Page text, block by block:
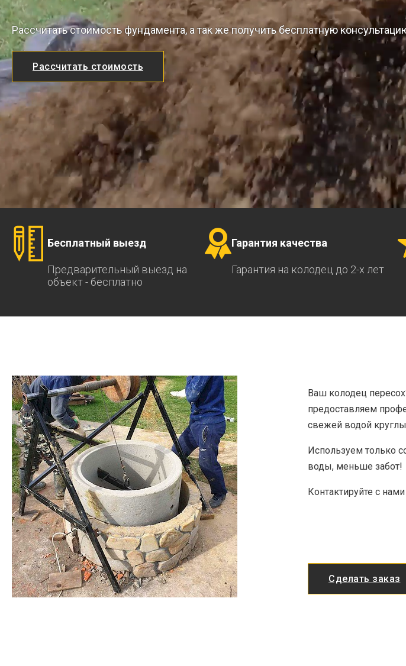
Рассчитать стоимость фундамента, а так же получить бесплатную
Рассчитать стоимость
Бесплатный выезд
Предварительный выезд на
объект - бесплатно
Гарантия качества
Гарантия на колодец до 2-х лет
Ваш колодец
предоставляем
свежей водой
Используем только
воды, меньше забот!
Контактируйте с
Сделать заказ